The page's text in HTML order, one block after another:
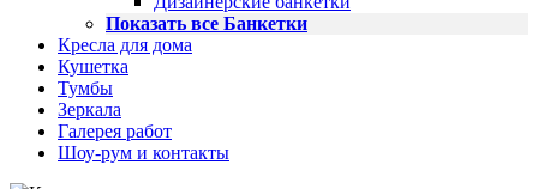
Показать все Банкетки
Кресла для дома
Кушетка
Тумбы
Зеркала
Галерея работ
Шоу-рум и контакты